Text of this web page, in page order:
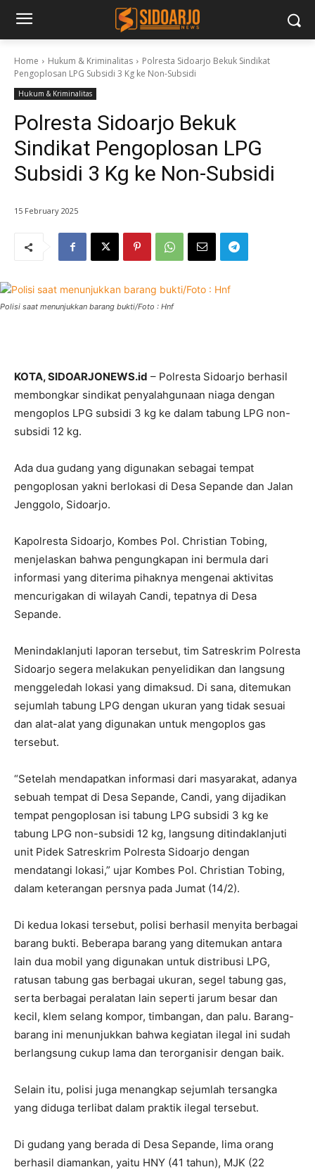
Home Hukum & Kriminalitas
Polresta Sidoarjo Bekuk Sindikat
Pengoplosan LPG Subsidi 3 Kg ke Non-Subsidi
Hukum & Kriminalitas
Polresta Sidoarjo Bekuk
Sindikat Pengoplosan LPG
Subsidi 3 Kg ke Non-Subsidi
15 February 2025
Polisi saat menunjukkan barang bukti/Foto : Hnf
KOTA, SIDOARJONEWS.id – Polresta Sidoarjo berhasil
membongkar sindikat penyalahgunaan niaga dengan
mengoplos LPG subsidi 3 kg ke dalam tabung LPG non-
subsidi 12 kg.
Ada dua gudang yang digunakan sebagai tempat
pengoplosan yakni berlokasi di Desa Sepande dan Jalan
Jenggolo, Sidoarjo.
Kapolresta Sidoarjo, Kombes Pol. Christian Tobing,
menjelaskan bahwa pengungkapan ini bermula dari
informasi yang diterima pihaknya mengenai aktivitas
mencurigakan di wilayah Candi, tepatnya di Desa
Sepande.
Menindaklanjuti laporan tersebut, tim Satreskrim Polresta
Sidoarjo segera melakukan penyelidikan dan langsung
menggeledah lokasi yang dimaksud. Di sana, ditemukan
sejumlah tabung LPG dengan ukuran yang tidak sesuai
dan alat-alat yang digunakan untuk mengoplos gas
tersebut.
“Setelah mendapatkan informasi dari masyarakat, adanya
sebuah tempat di Desa Sepande, Candi, yang dijadikan
tempat pengoplosan isi tabung LPG subsidi 3 kg ke
tabung LPG non-subsidi 12 kg, langsung ditindaklanjuti
unit Pidek Satreskrim Polresta Sidoarjo dengan
mendatangi lokasi,” ujar Kombes Pol. Christian Tobing,
dalam keterangan persnya pada Jumat (14/2).
Di kedua lokasi tersebut, polisi berhasil menyita berbagai
barang bukti. Beberapa barang yang ditemukan antara
lain dua mobil yang digunakan untuk distribusi LPG,
ratusan tabung gas berbagai ukuran, segel tabung gas,
serta berbagai peralatan lain seperti jarum besar dan
kecil, klem selang kompor, timbangan, dan palu. Barang-
barang ini menunjukkan bahwa kegiatan ilegal ini sudah
berlangsung cukup lama dan terorganisir dengan baik.
Selain itu, polisi juga menangkap sejumlah tersangka
yang diduga terlibat dalam praktik ilegal tersebut.
Di gudang yang berada di Desa Sepande, lima orang
berhasil diamankan, yaitu HNY (41 tahun), MJK (22